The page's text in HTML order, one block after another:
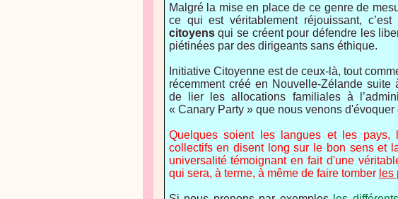
Malgré la mise en place de ce genre de
ce qui est véritablement réjouissant,
citoyensqui se créent pour défendre les
piétinées par des dirigeants sans éthique.
Initiative Citoyenne est de ceux-là, tout
récemment créé en Nouvelle-Zélande
de lier les allocations familiales à
« Canary Party » que nous venons d'évoquer
Quelques soient les langues et les pays,
collectifs en disent long sur le bon sens et
universalité témoignant en fait d'une
qui sera, à terme, à même de faire tomber les